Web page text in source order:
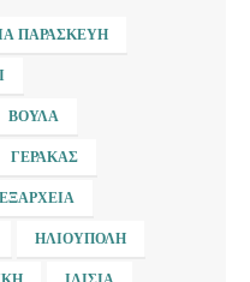
ΠΑΡΑΣΚΕΥΉ
ΒΟΎΛΑ
ΓΈΡΑΚΑΣ
ΕΞΆΡΧΕΙΑ
ΗΛΙΟΎΠΟΛΗ